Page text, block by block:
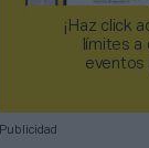
¡Haz click
límites a
eventos
Publicidad